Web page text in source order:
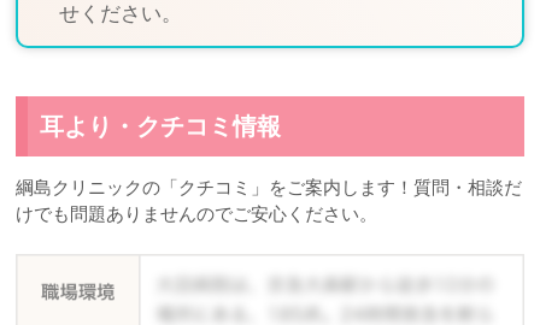
せください。
耳より・クチコミ情報
綱島クリニックの「クチコミ」をご案内します！質問・相談だ
けでも問題ありませんのでご安心ください。